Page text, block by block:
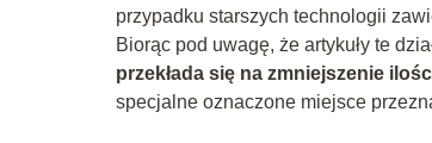
przypadku starszych technologii
Biorąc pod uwagę, że artykuły te
przekłada się na zmniejszenie
specjalne oznaczone miejsce